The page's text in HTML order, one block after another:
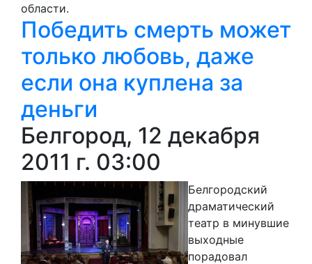
области.
Победить смерть может
только любовь, даже
если она куплена за
деньги
Белгород, 12 декабря
2011 г. 03:00
Белгородский
драматический
театр в минувшие
выходные
порадовал